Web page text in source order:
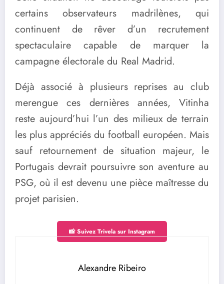
certains observateurs madrilènes, qui
continuent de rêver d’un recrutement
spectaculaire capable de marquer la
campagne électorale du Real Madrid.
Déjà associé à plusieurs reprises au club
merengue ces dernières années, Vitinha
reste aujourd’hui l’un des milieux de terrain
les plus appréciés du football européen. Mais
sauf retournement de situation majeur, le
Portugais devrait poursuivre son aventure au
PSG, où il est devenu une pièce maîtresse du
projet parisien.
📸 Suivez Trivela sur Instagram
Alexandre Ribeiro